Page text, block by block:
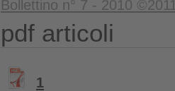
Bollettino n° 7 - 2010 ©2011
pdf articoli
1